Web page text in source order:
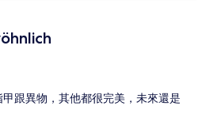
跟異物，其他都很完美，未來還是